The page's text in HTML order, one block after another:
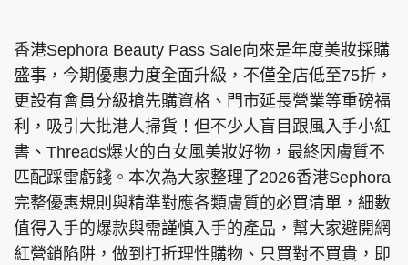
香港Sephora Beauty Pass Sale向來是年度美妝採購
盛事，今期優惠力度全面升級，不僅全店低至75折，
更設有會員分級搶先購資格、門市延長營業等重磅福
利，吸引大批港人掃貨！但不少人盲目跟風入手小紅
書、Threads爆火的白女風美妝好物，最終因膚質不
匹配踩雷虧錢。本次為大家整理了2026香港Sephora
完整優惠規則與精準對應各類膚質的必買清單，細數
值得入手的爆款與需謹慎入手的產品，幫大家避開網
紅營銷陷阱，做到打折理性購物、只買對不買貴，即